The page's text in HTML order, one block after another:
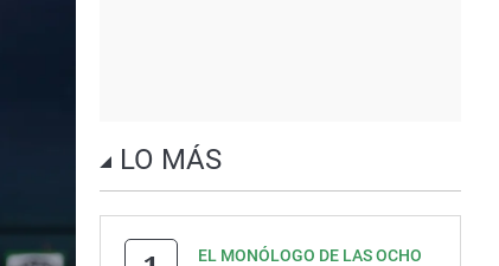
LO MÁS
EL MONÓLOGO DE LAS OCHO